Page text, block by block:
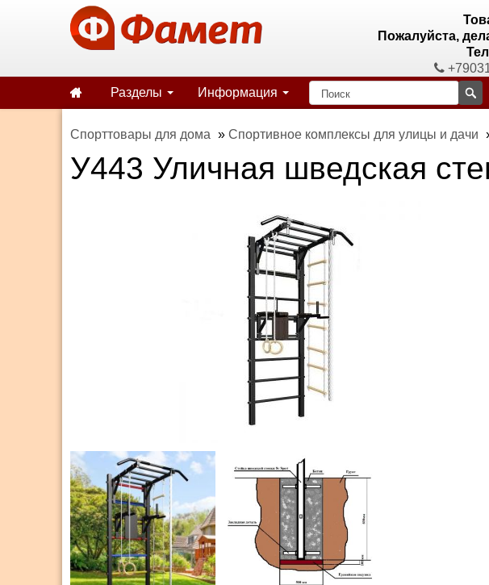
Пожалуйста,
Разделы
Информация
Спорттовары для дома » Спортивное комплексы для улицы и дачи
У443 Уличная шведская